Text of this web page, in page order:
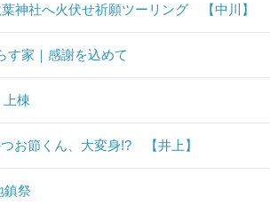
神社へ火伏せ祈願ツーリング 【中川】
家｜感謝を込めて
棟
お節くん、大変身!? 【井上】
祭